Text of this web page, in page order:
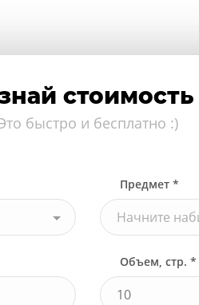
стоимость
быстро и бесплатно :)
Предмет *
Начните
Объем, стр. *